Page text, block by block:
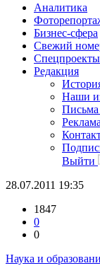
Аналитика
Бизнес-сфера
Свежий
Спецпроекты
Редакция
Наши
Реклама
Выйти
28.07.2011 19:35
1847
0
0
Наука и